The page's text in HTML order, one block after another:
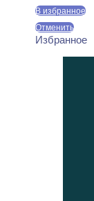
В избранное
Отменить
Избранное